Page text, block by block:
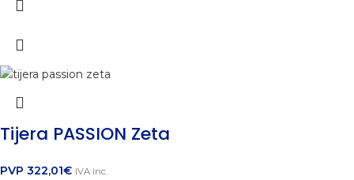
Tijera PASSION Zeta
PVP 322,01€ IVA inc.